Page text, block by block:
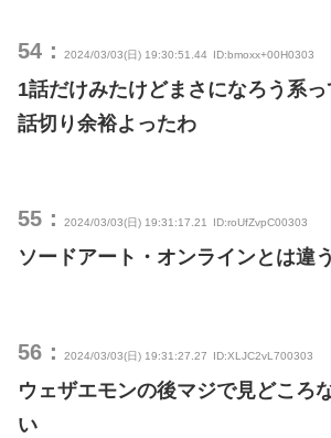
54： 2024/03/03(日) 19:30:51.44 ID:bmoxx+00H0303
1話だけみたけどまさになろう系
話切り余裕よったわ
55： 2024/03/03(日) 19:31:17.21 ID:roUfZvpC00303
ソードアート・オンラインとは違
56： 2024/03/03(日) 19:31:27.27 ID:XLJC2vL700303
ウェザエモンの後マジで見どころ
い